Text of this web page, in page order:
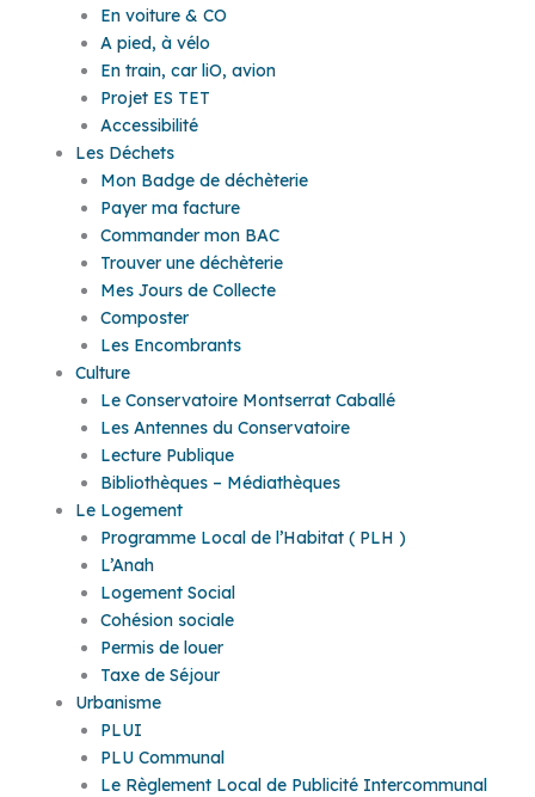
En voiture & CO
A pied, à vélo
En train, car liO, avion
Projet ES TET
Accessibilité
Les Déchets
Mon Badge de déchèterie
Payer ma facture
Commander mon BAC
Trouver une déchèterie
Mes Jours de Collecte
Composter
Les Encombrants
Culture
Le Conservatoire Montserrat Caballé
Les Antennes du Conservatoire
Lecture Publique
Bibliothèques – Médiathèques
Le Logement
Programme Local de l’Habitat ( PLH )
L’Anah
Logement Social
Cohésion sociale
Permis de louer
Taxe de Séjour
Urbanisme
PLUI
PLU Communal
Le Règlement Local de Publicité Intercommunal